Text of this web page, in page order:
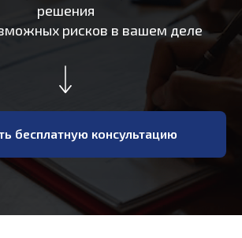
решения
рисков в вашем деле
бесплатную консультацию